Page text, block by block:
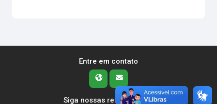
Entre em contato
Siga nossas redes sociais